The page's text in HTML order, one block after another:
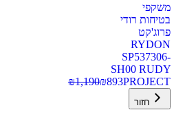
משקפי
בטיחות רודי
פרוג'קט
RYDON
SP537306-
SH00 RUDY
PROJECT
₪893
₪1,190
חזור